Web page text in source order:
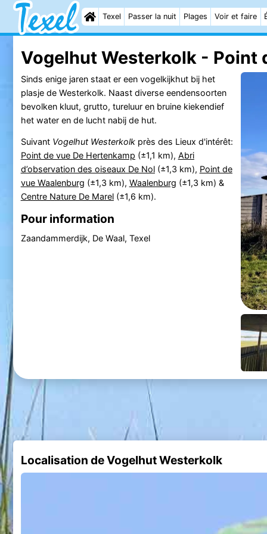
Texel Passer la nuit Plages Voir et faire
Vogelhut Westerkolk - Point
Sinds enige jaren staat er een vogelkijkhut bij het
plasje de Westerkolk. Naast diverse eendensoorten
bevolken kluut, grutto, tureluur en bruine kiekendief
het water en de lucht nabij de hut.
Suivant Vogelhut Westerkolkprès des Lieux d'intérêt:
Point de vue De Hertenkamp (±1,1 km), Abri
d’observation des oiseaux De Nol(±1,3 km), Point de
vue Waalenburg (±1,3 km), Waalenburg (±1,3 km) &
Centre Nature De Marel(±1,6 km).
Pour information
Zaandammerdijk, De Waal, Texel
Localisation de Vogelhut Westerkolk